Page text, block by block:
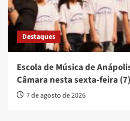
Destaques
Escola de Música de
Câmara nesta sexta-feira (7)
7 de agosto de 2026